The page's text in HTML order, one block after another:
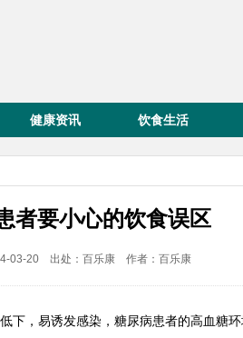
健康资讯 饮食生活
者要小心的饮食误区
03-20 出处：百乐康 作者：百乐康
下，易诱发感染，糖尿病患者的高血糖